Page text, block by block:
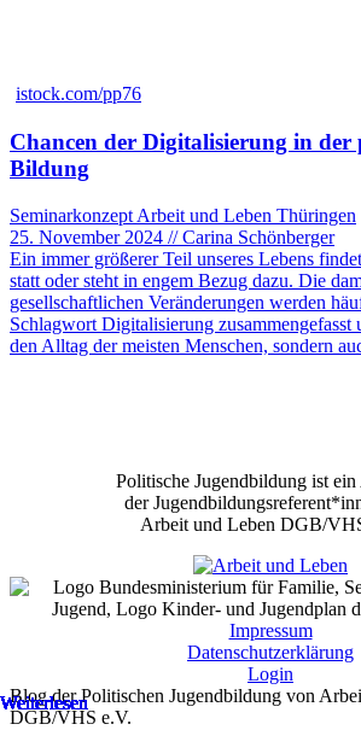
Weiterlesen
Weiterlesen
Weiterlesen
Weiterlesen
Weiterlesen
Weiterlesen
Weiterlesen
Weiterlesen
Weiterlesen
Weiterlesen
Weiterlesen
Weiterlesen
Weiterlesen
Weiterlesen
Weiterlesen
Weiterlesen
Weiterlesen
Weiterlesen
Weiterlesen
Weiterlesen
Weiterlesen
Weiterlesen
Weiterlesen
Weiterlesen
Weiterlesen
Weiterlesen
Weiterlesen
Weiterlesen
Weiterlesen
Weiterlesen
Weiterlesen
Weiterlesen
Weiterlesen
Weiterlesen
Weiterlesen
Weiterlesen
Weiterlesen
Weiterlesen
Weiterlesen
Weiterlesen
Weiterlesen
istock.com/pp76
Chancen der Digitalisierung in der
Bildung
Seminarkonzept Arbeit und Leben Thüringen
25. November 2024 // Carina Schönberger
Ein immer größerer Teil unseres Lebens
statt oder steht in engem Bezug dazu. Die
gesellschaftlichen Veränderungen werden
Schlagwort Digitalisierung zusammengefasst
den Alltag der meisten Menschen, sondern
Weiterlesen
Politische Jugendbildung ist
der
Arbeit und Leben DGB/
Impressum
Datenschutzerklärung
Login
Blog der Politischen Jugendbildung von
DGB/VHS e.V.